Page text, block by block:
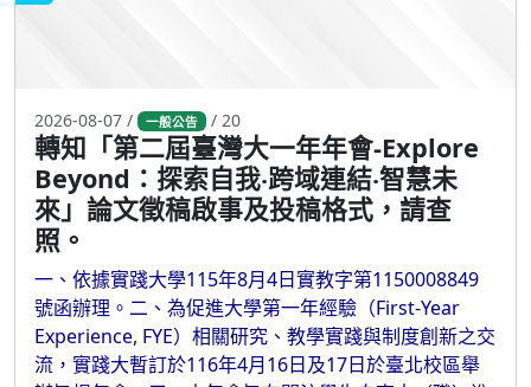
2026-08-07 / 一般公告 / 20
轉知「第二屆臺灣大一年年會-Explore
Beyond：探索自我‧跨域連結‧智慧未
來」論文徵稿啟事及投稿格式，請查
照。
一、依據實踐大學115年8月4日實教字第1150008849
號函辦理。二、為促進大學第一年經驗（First-Year
Experience, FYE）相關研究、教學實踐與制度創新之交
流，實踐大暫訂於116年4月16日及17日於臺北校區舉